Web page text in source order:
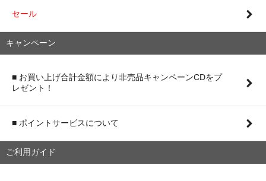
セール
キャンペーン
■ お買い上げ合計金額により非売品キャンペーンCDをプ
レゼント！
■ ポイントサービスについて
ご利用ガイド